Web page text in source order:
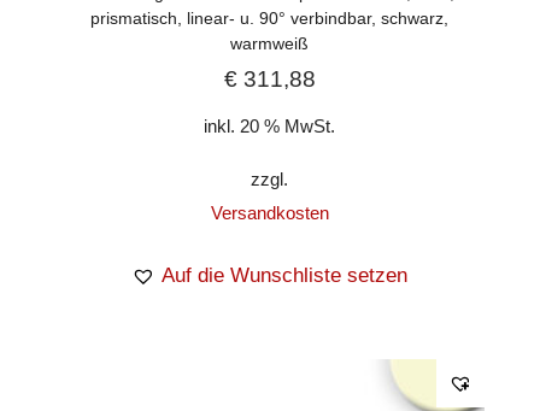
prismatisch, linear- u. 90° verbindbar, schwarz,
warmweiß
€311,88
inkl. 20 % MwSt.
zzgl.
Versandkosten
Auf die Wunschliste setzen